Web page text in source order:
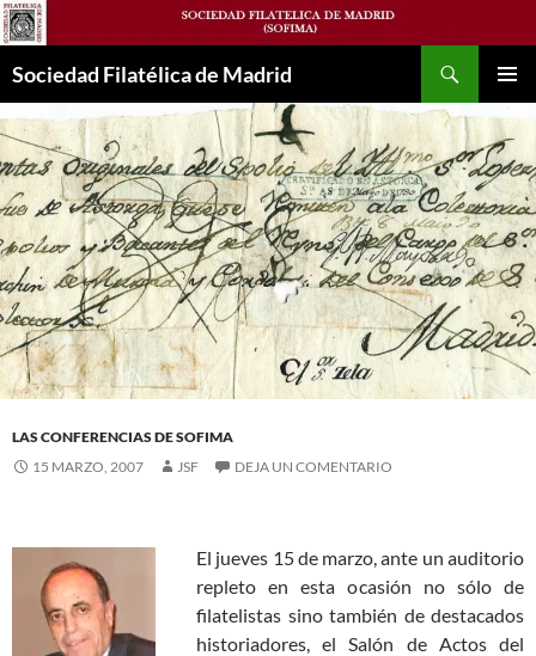
Saltar
al
contenido
Sociedad Filatélica de Madrid
LAS CONFERENCIAS DE SOFIMA
15 MARZO, 2007
JSF DEJA UN COMENTARIO
El jueves 15 de marzo, ante un auditorio
repleto en esta ocasión no sólo de
filatelistas sino también de destacados
historiadores, el Salón de Actos del